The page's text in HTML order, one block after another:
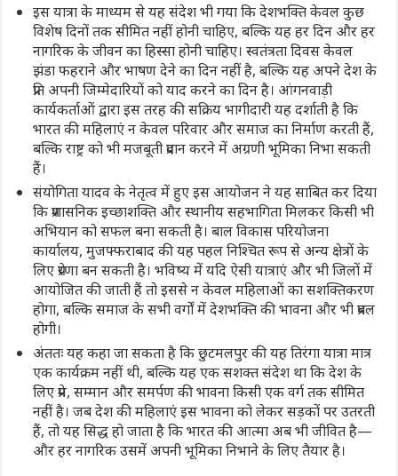
इस यात्रा के माध्यम से यह संदेश भी गया कि देशभक्ति केवल कुछ
विशेष दिनों तक सीमित नहीं होनी चाहिए, बल्कि यह हर दिन और हर
नागरिक के जीवन का हिस्सा होनी चाहिए। स्वतंत्रता दिवस केवल
झंडा फहराने और भाषण देने का दिन नहीं है, बल्कि यह अपने देश के
प्रति अपनी जिम्मेदारियों को याद करने का दिन है। आंगनवाड़ी
कार्यकर्ताओं द्वारा इस तरह की सक्रिय भागीदारी यह दर्शाती है कि
भारत की महिलाएं न केवल परिवार और समाज का निर्माण करती हैं,
बल्कि राष्ट्र को भी मजबूती प्रदान करने में अग्रणी भूमिका निभा सकती
हैं।
संयोगिता यादव के नेतृत्व में हुए इस आयोजन ने यह साबित कर दिया
कि प्रशासनिक इच्छाशक्ति और स्थानीय सहभागिता मिलकर किसी भी
अभियान को सफल बना सकती है। बाल विकास परियोजना
कार्यालय, मुजफ्फराबाद की यह पहल निश्चित रूप से अन्य क्षेत्रों के
लिए प्रेरणा बन सकती है। भविष्य में यदि ऐसी यात्राएं और भी जिलों में
आयोजित की जाती हैं तो इससे न केवल महिलाओं का सशक्तिकरण
होगा, बल्कि समाज के सभी वर्गों में देशभक्ति की भावना और भी प्रबल
होगी।
अंततः यह कहा जा सकता है कि छुटमलपुर की यह तिरंगा यात्रा मात्र
एक कार्यक्रम नहीं थी, बल्कि यह एक सशक्त संदेश था कि देश के
लिए प्रेम, सम्मान और समर्पण की भावना किसी एक वर्ग तक सीमित
नहीं है। जब देश की महिलाएं इस भावना को लेकर सड़कों पर उतरती
हैं, तो यह सिद्ध हो जाता है कि भारत की आत्मा अब भी जीवित है—
और हर नागरिक उसमें अपनी भूमिका निभाने के लिए तैयार है।